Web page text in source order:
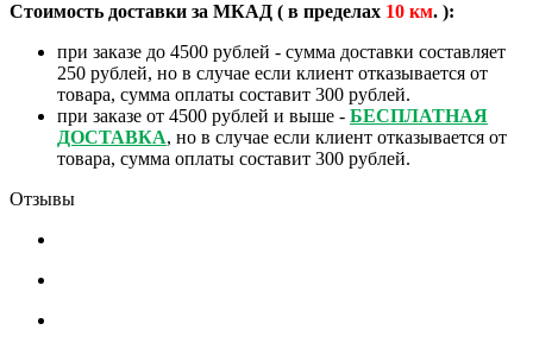
Стоимость доставки за МКАД ( в пределах 10 км. ):
при заказе до 4500 рублей - сумма доставки составляет
250 рублей, но в случае если клиент отказывается от
товара, сумма оплаты составит 300 рублей.
при заказе от 4500 рублей и выше - БЕСПЛАТНАЯ
ДОСТАВКА, но в случае если клиент отказывается от
товара, сумма оплаты составит 300 рублей.
Отзывы